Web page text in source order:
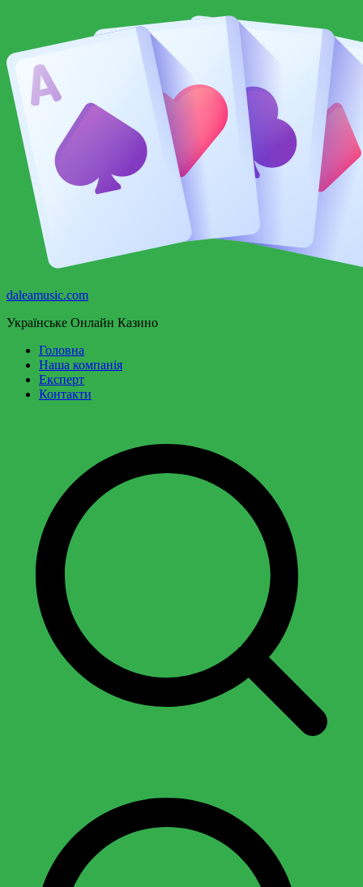
daleamusic.com
Українське Онлайн Казино
Головна
Наша компанія
Експерт
Контакти